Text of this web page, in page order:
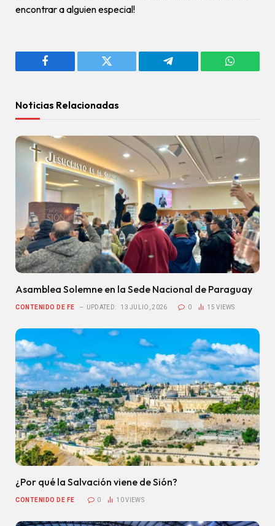
encontrar a alguien especial!
Facebook Twitter Telegram
Noticias Relacionadas
Asamblea Solemne en la Sede Nacional de Paraguay
CONTENIDO DE FE UPDATED: 13 JULIO, 2026 0 15VIEWS
¿Por qué la Salvación viene de Sión?
CONTENIDO DE FE 0 10VIEWS